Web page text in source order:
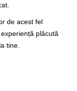
de acest fel
plăcută
tine.